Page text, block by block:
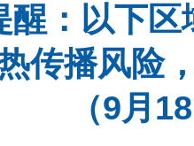
醒：以下
传播风险
（9月